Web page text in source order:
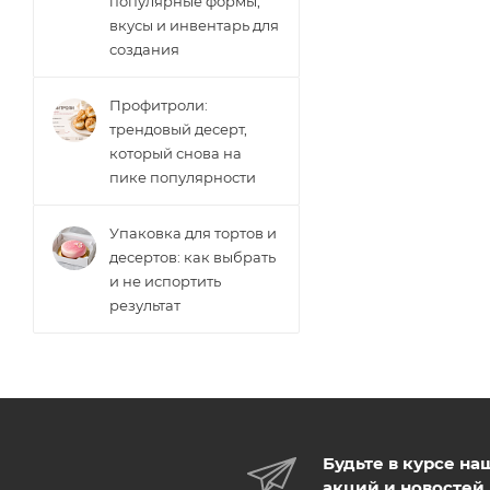
вкусы и инвентарь для
создания
Профитроли:
трендовый десерт,
который снова на
пике популярности
Упаковка для тортов и
десертов: как выбрать
и не испортить
результат
Будьте в курсе